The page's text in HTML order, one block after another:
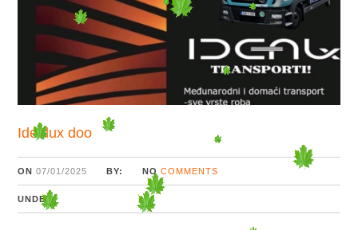
Idealux doo
ON 07/01/2025 BY: NO COMMENTS
UNDER